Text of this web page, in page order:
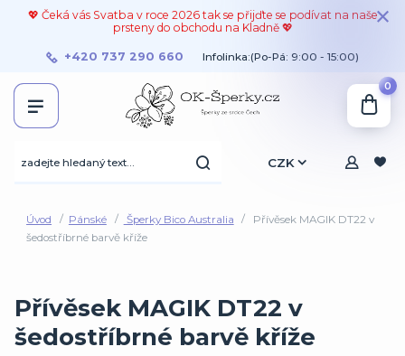
💖 Čeká vás Svatba v roce 2026 tak se přijďte se podívat na naše
prsteny do obchodu na Kladně 💖
CZK
+420 737 290 660 Infolinka:(Po-Pá: 9:00 - 15:00)
0
Úvod Pánské Šperky Bico Australia
Přívěsek MAGIK DT22 v
šedostříbrné barvě kříže
Přívěsek MAGIK DT22 v
šedostříbrné barvě kříže